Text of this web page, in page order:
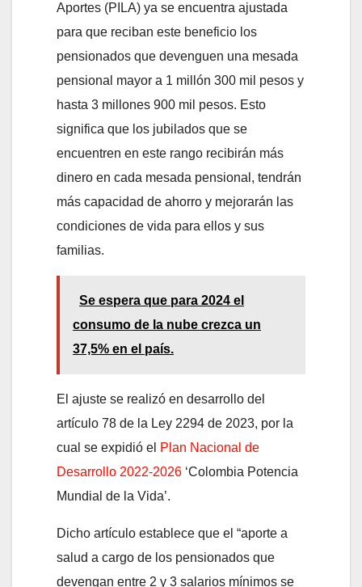
Aportes (PILA) ya se encuentra ajustada
para que reciban este beneficio los
pensionados que devenguen una mesada
pensional mayor a 1 millón 300 mil pesos y
hasta 3 millones 900 mil pesos. Esto
significa que los jubilados que se
encuentren en este rango recibirán más
dinero en cada mesada pensional, tendrán
más capacidad de ahorro y mejorarán las
condiciones de vida para ellos y sus
familias.
Se espera que para 2024 el
consumo de la nube crezca un
37,5% en el país.
El ajuste se realizó en desarrollo del
artículo 78 de la Ley 2294 de 2023, por la
cual se expidió el Plan Nacional de
Desarrollo 2022-2026 ‘Colombia Potencia
Mundial de la Vida’.
Dicho artículo establece que el “aporte a
salud a cargo de los pensionados que
devengan entre 2 y 3 salarios mínimos se